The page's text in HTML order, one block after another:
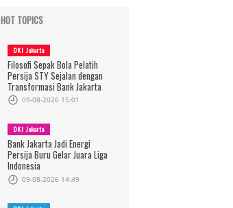
HOT TOPICS
DKI Jakarta
Filosofi Sepak Bola Pelatih
Persija STY Sejalan dengan
Transformasi Bank Jakarta
09-08-2026 15:01
DKI Jakarta
Bank Jakarta Jadi Energi
Persija Buru Gelar Juara Liga
Indonesia
09-08-2026 14:49